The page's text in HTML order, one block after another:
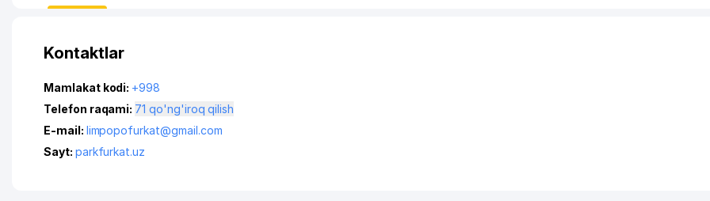
Kontaktlar
Mamlakat kodi: +998
Telefon raqami:
71 qo'ng'iroq qilish
E-mail: limpopofurkat@gmail.com
Sayt: parkfurkat.uz